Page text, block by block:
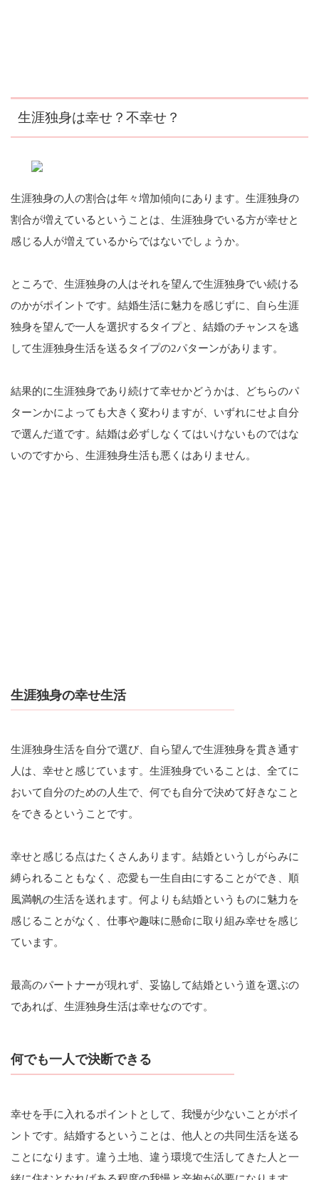
生涯独身は幸せ？不幸せ？
生涯独身の人の割合は年々増加傾向にあります。生涯独身の
割合が増えているということは、生涯独身でいる方が幸せと
感じる人が増えているからではないでしょうか。
ところで、生涯独身の人はそれを望んで生涯独身でい続ける
のかがポイントです。結婚生活に魅力を感じずに、自ら生涯
独身を望んで一人を選択するタイプと、結婚のチャンスを逃
して生涯独身生活を送るタイプの2パターンがあります。
結果的に生涯独身であり続けて幸せかどうかは、どちらのパ
ターンかによっても大きく変わりますが、いずれにせよ自分
で選んだ道です。結婚は必ずしなくてはいけないものではな
いのですから、生涯独身生活も悪くはありません。
生涯独身の幸せ生活
生涯独身生活を自分で選び、自ら望んで生涯独身を貫き通す
人は、幸せと感じています。生涯独身でいることは、全てに
おいて自分のための人生で、何でも自分で決めて好きなこと
をできるということです。
幸せと感じる点はたくさんあります。結婚というしがらみに
縛られることもなく、恋愛も一生自由にすることができ、順
風満帆の生活を送れます。何よりも結婚というものに魅力を
感じることがなく、仕事や趣味に懸命に取り組み幸せを感じ
ています。
最高のパートナーが現れず、妥協して結婚という道を選ぶの
であれば、生涯独身生活は幸せなのです。
何でも一人で決断できる
幸せを手に入れるポイントとして、我慢が少ないことがポイ
ントです。結婚するということは、他人との共同生活を送る
ことになります。違う土地、違う環境で生活してきた人と一